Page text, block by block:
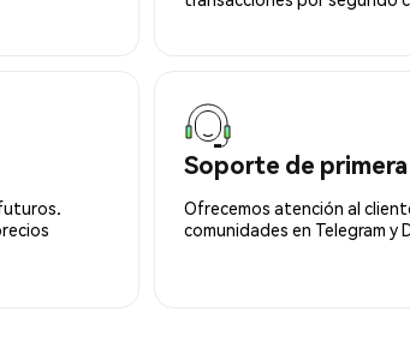
Soporte de primera
Ofrecemos atención al
comunidades en Telegram y